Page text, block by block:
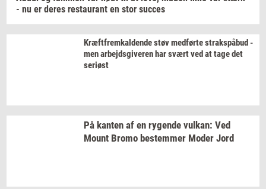
- nu er deres re­stau­rant en stor suc­ces
Kræft­frem­kal­den­destøvmed­før­testraks­på­bud -
menar­bejds­gi­ve­renhar svært ved at tage det
se­ri­øst
På kan­ten af en ry­gen­de vulkan: Ved
Mount Bromo be­stem­mer Moder Jord